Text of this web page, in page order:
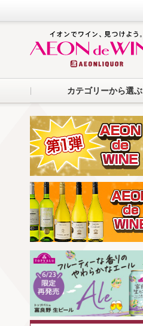
カテゴリーから選ぶ